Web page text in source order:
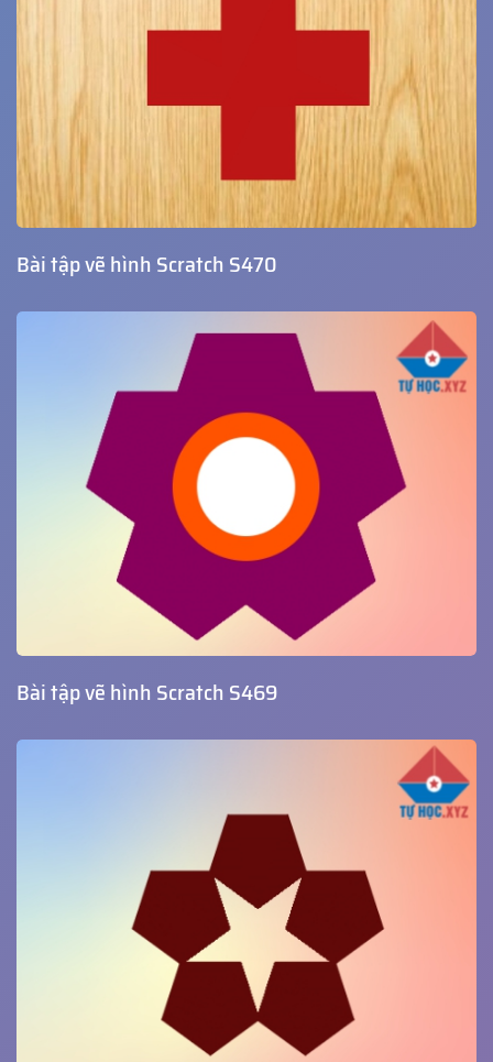
Bài tập vẽ hình Scratch S470
Bài tập vẽ hình Scratch S469